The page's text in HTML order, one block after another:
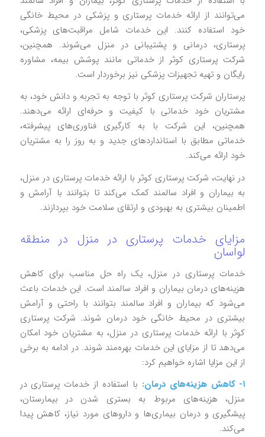
می‌توانند از ارائه خدمات پرستاری و پزشکی در محیط خانگی
خود استفاده کنند. این خدمات شامل مراقبت‌های پزشکی،
پرستاری، درمانی و پشتیبانی در منزل می‌شوند. همچنین،
شرکت پرستاری کوثر از خدماتی مانند پوشش بیمه، مشاوره
رایگان و تهیه تجهیزات پزشکی نیز برخوردار است.
پرستاران شرکت پرستاری کوثر با توجه به تجربه و دانش خود، به
مشتریان خود خدماتی با کیفیت و حرفه‌ای ارائه می‌دهند.
همچنین، این شرکت با به کارگیری فناوری‌های پیشرفته،
خدماتی مطابق با استانداردهای جدید و به روز را به مشتریان
خود ارائه می‌کند.
در نهایت، شرکت پرستاری کوثر با ارائه خدمات پرستاری در منزل،
به بیماران و افراد سالمند کمک می‌کند تا بتوانند با آرامش و
اطمینان بیشتری به بهبودی و ارتقای سلامت خود بپردازند.
مزایای خدمات پرستاری در منزل در منطقه
لواسان
خدمات پرستاری در منزل، یک راه حل مناسب برای کاهش
هزینه‌های درمان بیماران و افراد سالمند است. این خدمات باعث
می‌شود که بیماران و افراد سالمند بتوانند با راحتی و آرامش
بیشتری در محیط خانگی خود درمان شوند. شرکت پرستاری
کوثر با ارائه خدمات پرستاری در منزل، به مشتریان خود امکان
می‌دهد تا از مزایای این خدمات بهره‌مند شوند. در ادامه به برخی
از این مزایا اشاره خواهیم کرد:
۱- کاهش هزینه‌های درمان:
با استفاده از خدمات پرستاری در
منزل، هزینه‌های مربوط به بستری شدن در بیمارستان،
پیشگیری و درمان بیماری‌ها و داروهای مورد نیاز، کاهش پیدا
می‌کند.